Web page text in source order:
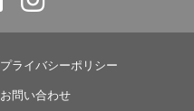
プライバシーポリシー
お問い合わせ